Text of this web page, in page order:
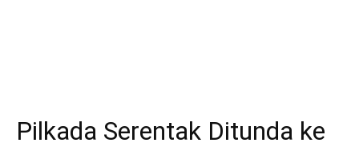
Pilkada Serentak Ditunda ke